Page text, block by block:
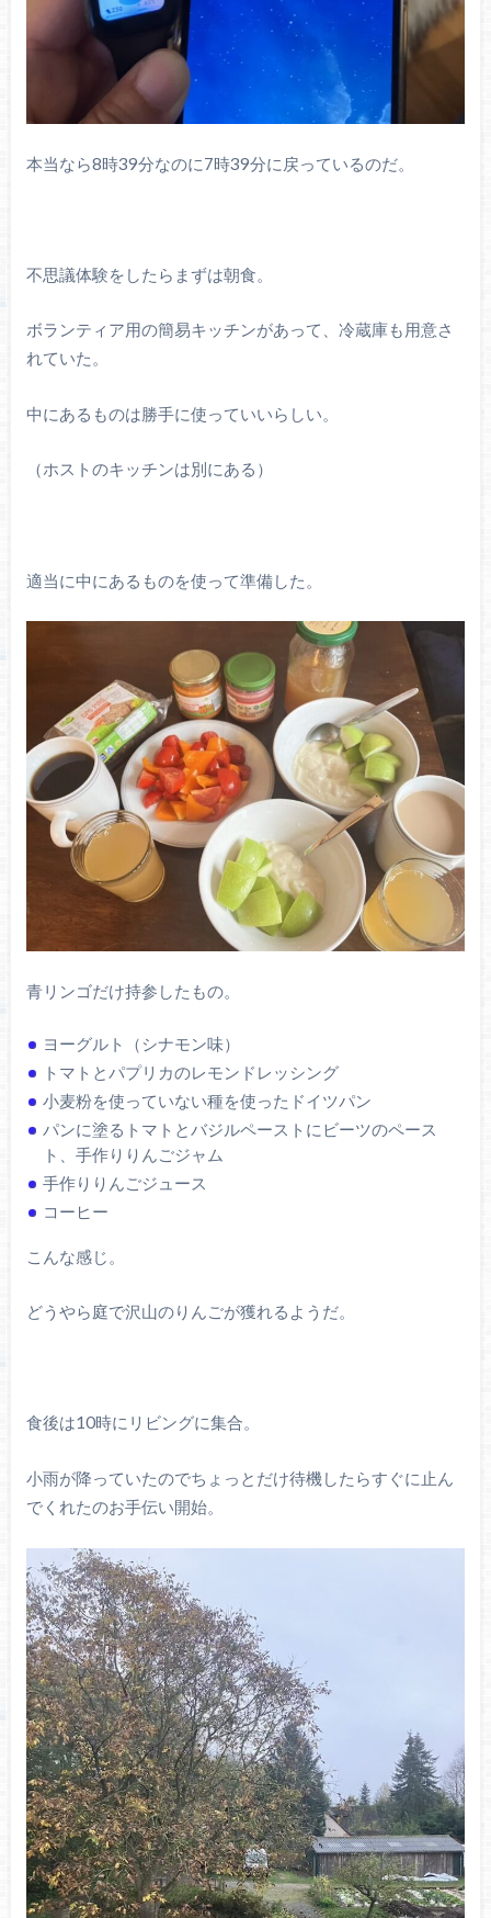
本当なら8時39分なのに7時39分に戻っているのだ。
不思議体験をしたらまずは朝食。
ボランティア用の簡易キッチンがあって、冷蔵庫も用意さ
れていた。
中にあるものは勝手に使っていいらしい。
（ホストのキッチンは別にある）
適当に中にあるものを使って準備した。
青リンゴだけ持参したもの。
ヨーグルト（シナモン味）
トマトとパプリカのレモンドレッシング
小麦粉を使っていない種を使ったドイツパン
パンに塗るトマトとバジルペーストにビーツのペース
ト、手作りりんごジャム
手作りりんごジュース
コーヒー
こんな感じ。
どうやら庭で沢山のりんごが獲れるようだ。
食後は10時にリビングに集合。
小雨が降っていたのでちょっとだけ待機したらすぐに止ん
でくれたのお手伝い開始。